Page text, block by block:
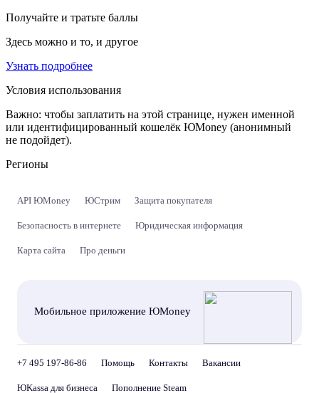
Получайте и тратьте баллы
Здесь можно и то, и другое
Узнать подробнее
Условия использования
Важно: чтобы заплатить на этой странице, нужен именной
или идентифицированный кошелёк ЮMoney (анонимный
не подойдет).
Регионы
API ЮMoney ЮСтрим Защита покупателя
Безопасность в интернете Юридическая информация
Карта сайта Про деньги
Мобильное приложение ЮMoney
+7 495 197-86-86 Помощь Контакты Вакансии
ЮKassa для бизнеса Пополнение Steam